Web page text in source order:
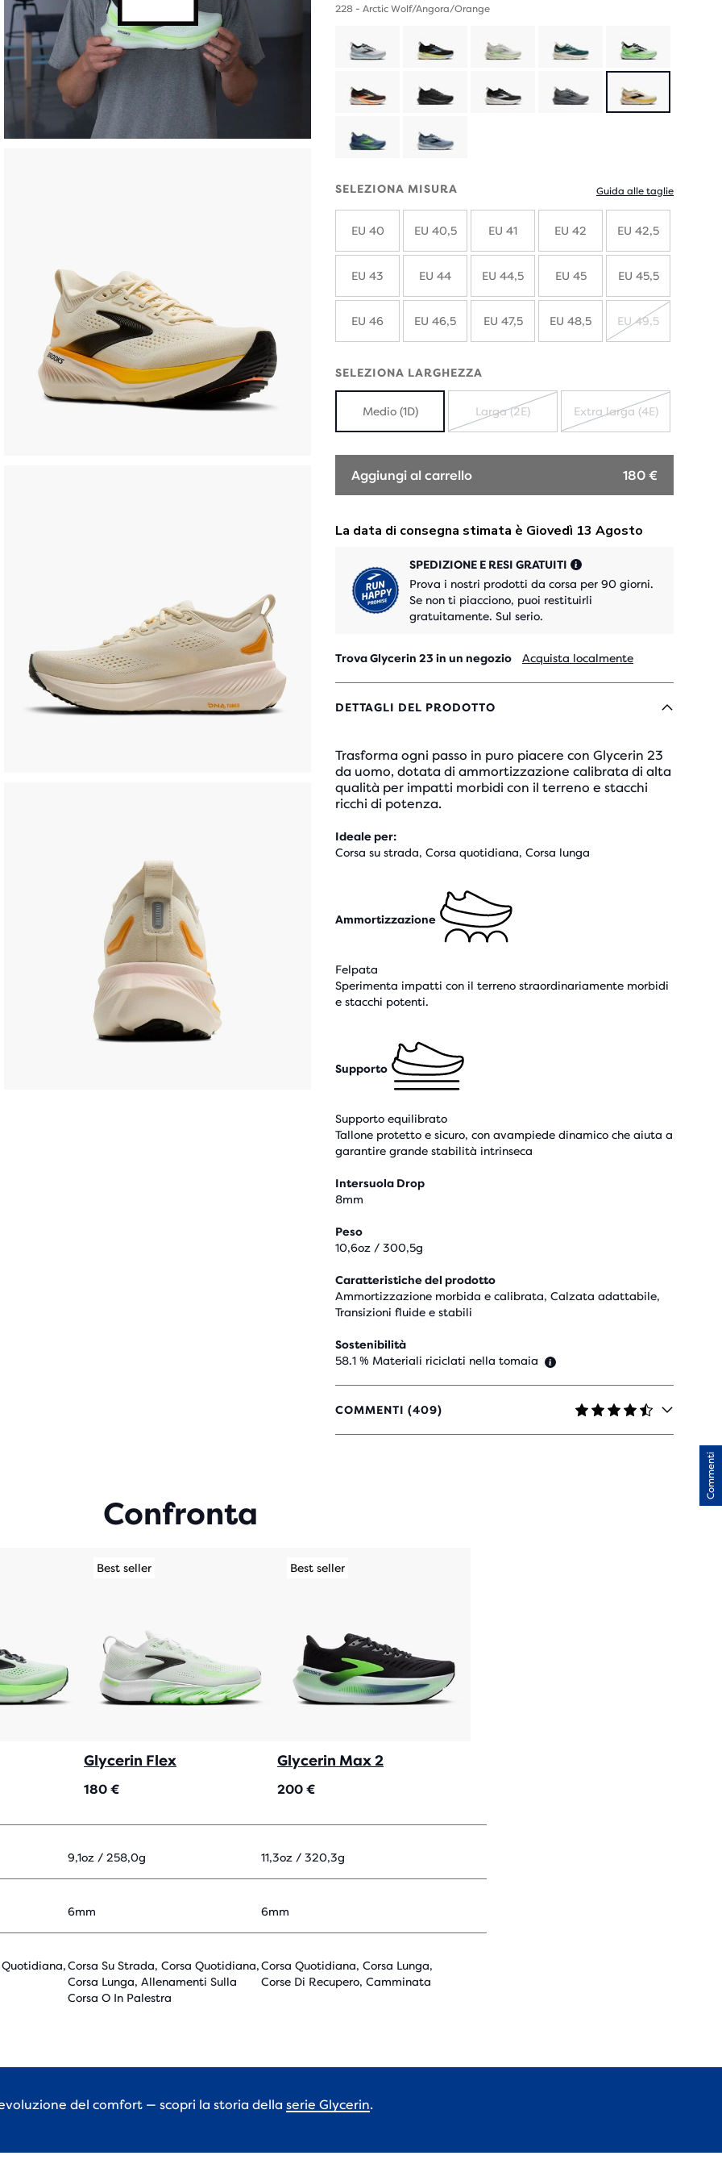
228 - Arctic Wolf/Angora/Orange
SELEZIONA MISURA Guida alle taglie
EU 40 EU 40,5 EU 41 EU 42 EU 42,5
EU 43 EU 44 EU 44,5 EU 45 EU 45,5
EU 46 EU 46,5 EU 47,5 EU 48,5 EU 49,5
SELEZIONA LARGHEZZA
Medio (1D)
ESAURITO
Larga (2E) Extra larga (4E)
Aggiungi al carrello 180 €
SPEDIZIONE E RESI GRATUITI
Prova i nostri prodotti da corsa per 90 giorni.
Se non ti piacciono, puoi restituirli
gratuitamente. Sul serio.
Trova Glycerin 23 in un negozio Acquista localmente
DETTAGLI DEL PRODOTTO
Trasforma ogni passo in puro piacere con Glycerin 23
da uomo, dotata di ammortizzazione calibrata di alta
qualità per impatti morbidi con il terreno e stacchi
ricchi di potenza.
Ideale per:
Corsa su strada, Corsa quotidiana, Corsa lunga
Ammortizzazione
Felpata
Sperimenta impatti con il terreno straordinariamente morbidi
e stacchi potenti.
Supporto
Supporto equilibrato
Tallone protetto e sicuro, con avampiede dinamico che aiuta a
garantire grande stabilità intrinseca
Intersuola Drop
8mm
Peso
10,6oz / 300,5g
Caratteristiche del prodotto
Ammortizzazione morbida e calibrata, Calzata adattabile,
Transizioni fluide e stabili
Sostenibilità
58.1 % Materiali riciclati nella tomaia
COMMENTI (409)
4,6
SU
Confronta
Best seller
Glycerin Flex
180 €
Best seller
Glycerin Max 2
200 €
9,1oz / 258,0g 11,3oz / 320,3g
6mm 6mm
Quotidiana,Corsa Su Strada, Corsa Quotidiana,
Corsa Lunga, Allenamenti Sulla
Corsa O In Palestra
Corsa Quotidiana, Corsa Lunga,
Corse Di Recupero, Camminata
del comfort — scopri la storia della serie Glycerin.
Commenti